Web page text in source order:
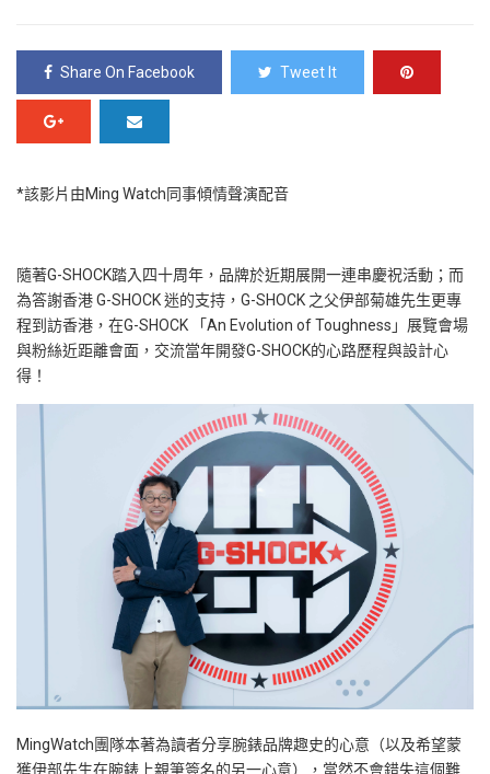
Share On Facebook Tweet It
*該影片由Ming Watch同事傾情聲演配音
隨著G-SHOCK踏入四十周年，品牌於近期展開一連串慶祝活動；而
為答謝香港 G-SHOCK 迷的支持，G-SHOCK 之父伊部菊雄先生更專
程到訪香港，在G-SHOCK 「An Evolution of Toughness」展覽會場
與粉絲近距離會面，交流當年開發G-SHOCK的心路歷程與設計心
得！
MingWatch團隊本著為讀者分享腕錶品牌趣史的心意（以及希望蒙
獲伊部先生在腕錶上親筆簽名的另一心意），當然不會錯失這個難